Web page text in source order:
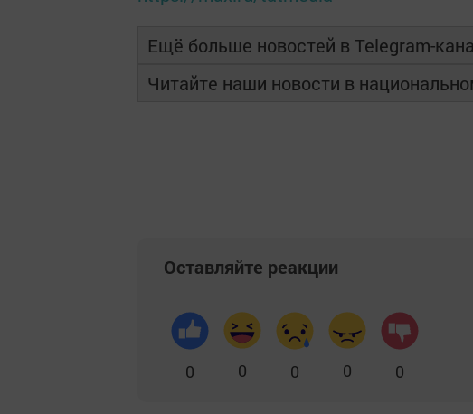
Ещё больше новостей в Telegram-
Читайте наши новости в
Оставляйте реакции
0 0 0 0 0